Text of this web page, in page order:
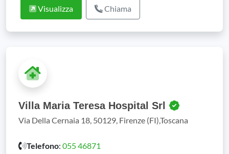
Visualizza Chiama
Villa Maria Teresa Hospital Srl
Via Della Cernaia 18, 50129, Firenze (FI),Toscana
Telefono: 055 46871